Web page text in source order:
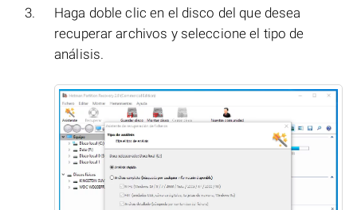
Haga doble clic en el disco del que desea
recuperar archivos y seleccione el tipo de
análisis.